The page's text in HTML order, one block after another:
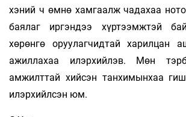
хэний ч өмнө хамгаалж чадахаа
баялаг иргэндээ хүртээмжтэй
хөрөнгө оруулагчидтай харилцан
ажиллахаа илэрхийлэв. Мөн
амжилттай хийсэн танхимынхаа
илэрхийлсэн юм.